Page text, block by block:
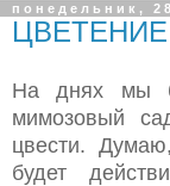
понедельник,
На днях мы
мимозовый
цвести.
будет